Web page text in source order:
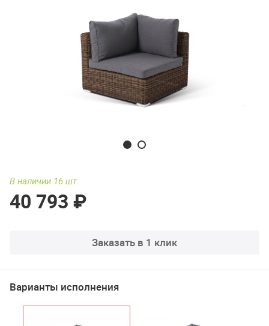
В наличии 16 шт.
40 793 ₽
Заказать в 1 клик
Варианты исполнения